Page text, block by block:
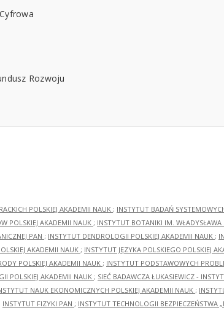
POLSKIEJ AKADEMII NAUK ; INSTYTUT BADAŃ
POLSKIEJ AKADEMII NAUK ; INSTYTUT BOTANIKI IM. WŁADYSŁAWA
PAN ; INSTYTUT DENDROLOGII POLSKIEJ AKADEMII NAUK ;
AKADEMII NAUK ; INSTYTUT JĘZYKA POLSKIEGO POLSKIEJ
POLSKIEJ AKADEMII NAUK ; INSTYTUT PODSTAWOWYCH
POLSKIEJ AKADEMII NAUK ; SIEĆ BADAWCZA ŁUKASIEWICZ -
NAUK EKONOMICZNYCH POLSKIEJ AKADEMII NAUK ;
INSTYTUT FIZYKI PAN ; INSTYTUT TECHNOLOGII BEZPIECZEŃSTWA